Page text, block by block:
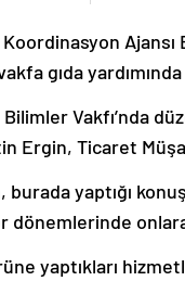
Ajansı
gıda
Vakfı’nda
Ergin, Ticaret
yaptığı
dönemlerinde
yaptıkları